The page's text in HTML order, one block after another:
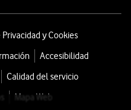
y Cookies
Accesibilidad
Calidad del servicio
Mapa Web